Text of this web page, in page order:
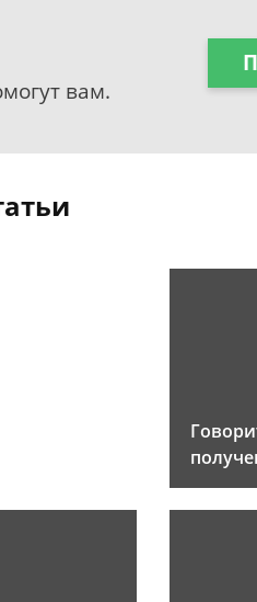
вам.